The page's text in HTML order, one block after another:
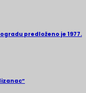
predloženo je 1977.